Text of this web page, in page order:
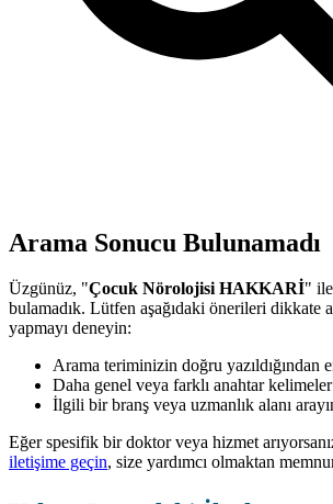
Arama Sonucu Bulunamadı
Üzgünüz, "Çocuk Nörolojisi HAKKARİ"
bulamadık. Lütfen aşağıdaki önerileri dikkate
yapmayı deneyin:
Arama teriminizin doğru yazıldığından
Daha genel veya farklı anahtar
İlgili bir branş veya uzmanlık alanı
Eğer spesifik bir doktor veya hizmet
iletişime geçin, size yardımcı olmaktan